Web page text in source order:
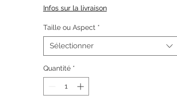
Infos sur la livraison
Taille ou Aspect *
Sélectionner
Quantité *